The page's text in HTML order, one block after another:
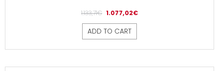
1.133,71€ 1.077,02€
ADD TO CART